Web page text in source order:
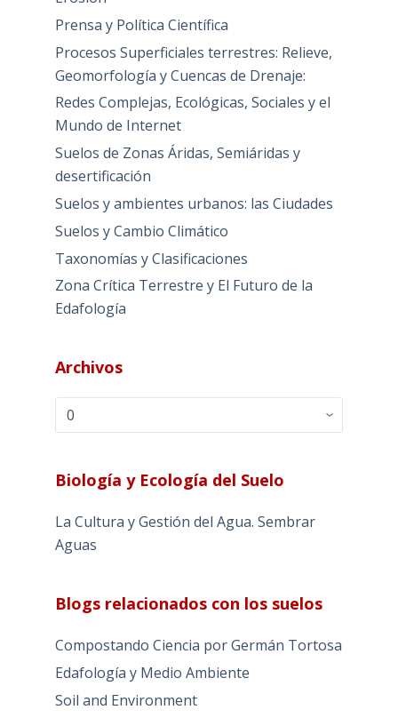
Prensa y Política Científica
Procesos Superficiales terrestres: Relieve,
Geomorfología y Cuencas de Drenaje:
Redes Complejas, Ecológicas, Sociales y el
Mundo de Internet
Suelos de Zonas Áridas, Semiáridas y
desertificación
Suelos y ambientes urbanos: las Ciudades
Suelos y Cambio Climático
Taxonomías y Clasificaciones
Zona Crítica Terrestre y El Futuro de la
Edafología
Archivos
Archivos
Biología y Ecología del Suelo
La Cultura y Gestión del Agua. Sembrar
Aguas
Blogs relacionados con los suelos
Compostando Ciencia por Germán Tortosa
Edafología y Medio Ambiente
Soil and Environment